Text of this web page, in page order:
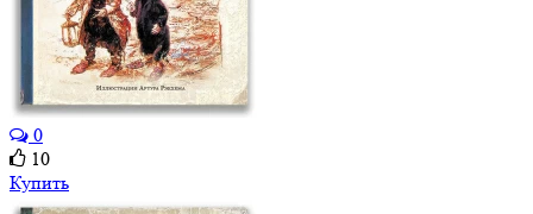
0
10
Купить